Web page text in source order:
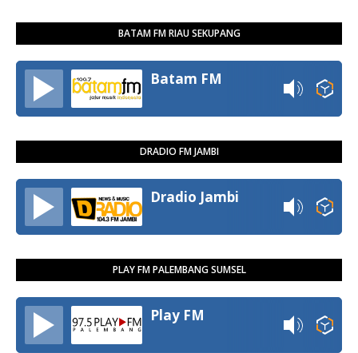
BATAM FM RIAU SEKUPANG
Batam FM
DRADIO FM JAMBI
Dradio Jambi
PLAY FM PALEMBANG SUMSEL
Play FM